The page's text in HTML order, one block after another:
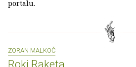
portalu.
ZORAN MALKOČ
Roki Raketa